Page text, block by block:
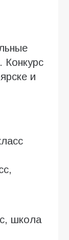
Конкурс
и
школа